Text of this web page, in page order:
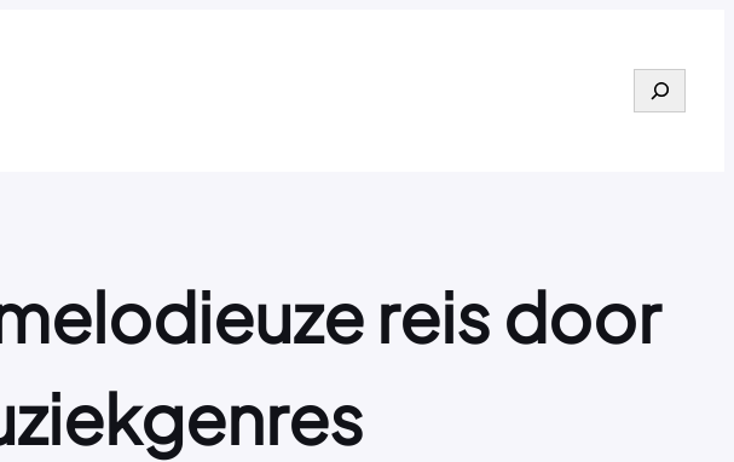
Search
reis door